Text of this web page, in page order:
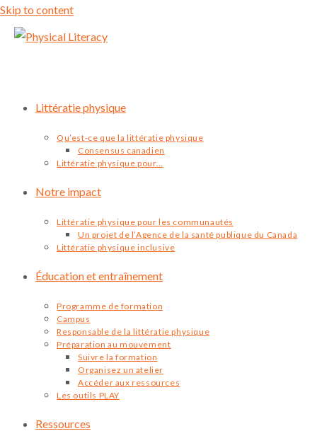
Skip to content
Littératie physique
Qu’est-ce que la littératie physique
Consensus canadien
Littératie physique pour…
Notre impact
Littératie physique pour les communautés
Un projet de l’Agence de la santé publique du Canada
Littératie physique inclusive
Éducation et entraînement
Programme de formation
Campus
Responsable de la littératie physique
Préparation au mouvement
Suivre la formation
Organisez un atelier
Accéder aux ressources
Les outils PLAY
Ressources